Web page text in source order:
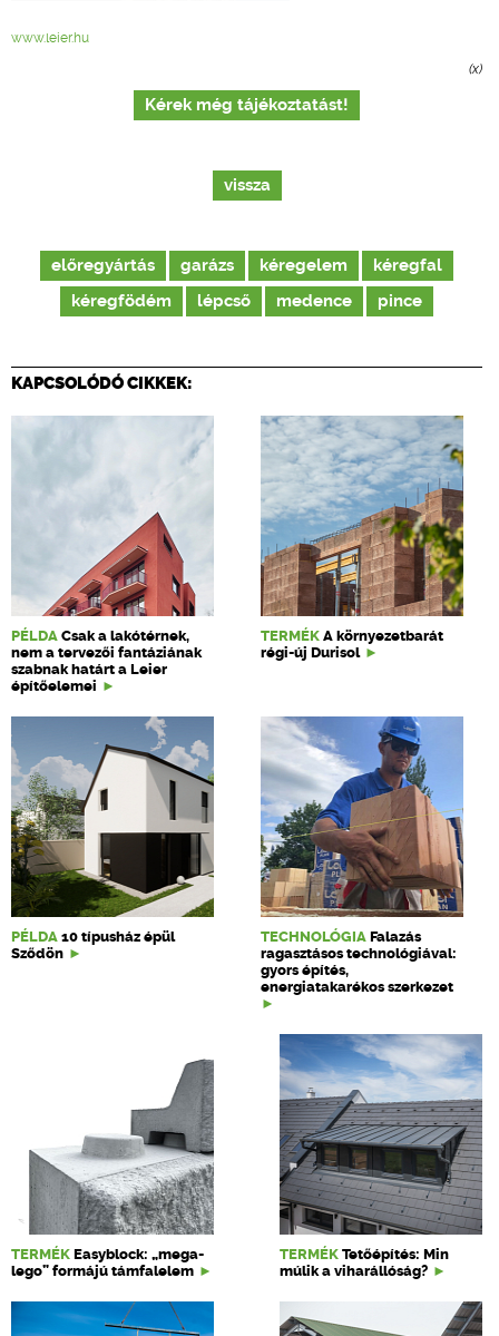
www.leier.hu
(x)
Kérek még tájékoztatást!
vissza
előregyártás garázs kéregelem
kéregfal
kéregfödém
lépcső medence pince
KAPCSOLÓDÓ CIKKEK:
PÉLDA Csak a lakótérnek,
nem a tervezői fantáziának
szabnak határt a Leier
építőelemei
TERMÉK A környezetbarát
régi-új Durisol
PÉLDA 10 típusház épül
Sződön
TECHNOLÓGIA Falazás
ragasztásos technológiával:
gyors építés,
energiatakarékos szerkezet
TERMÉK Easyblock: „mega-
lego” formájú támfalelem
TERMÉK Tetőépítés: Min
múlik a viharállóság?